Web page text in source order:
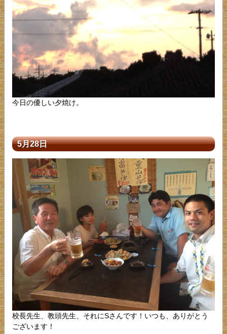
今日の優しい夕焼け。
5月28日
校長先生、教頭先生、それにSさんです！いつも、ありがとう
ございます！